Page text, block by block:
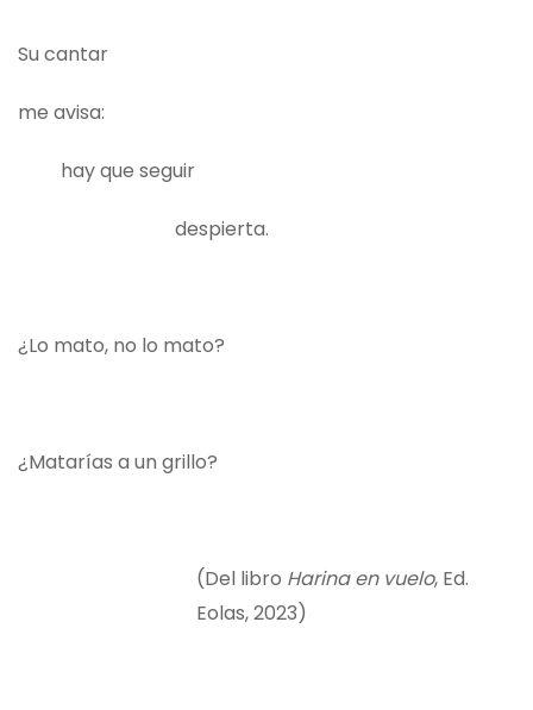
Su cantar
me avisa:
hay que seguir
despierta.
¿Lo mato, no lo mato?
¿Matarías a un grillo?
(Del libro Harina en vuelo, Ed.
Eolas, 2023)